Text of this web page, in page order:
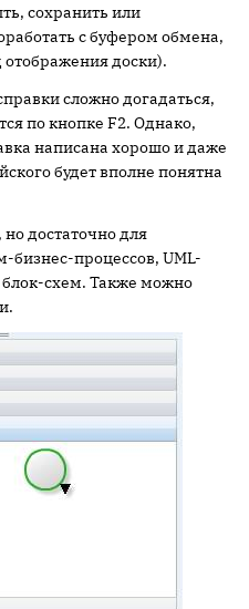
сохранить или
с буфером обмена,
доски).
сложно догадаться,
по кнопке F2. Однако,
написана хорошо и даже
будет вполне понятна
достаточно для
бизнес-процессов, UML-
схем. Также можно